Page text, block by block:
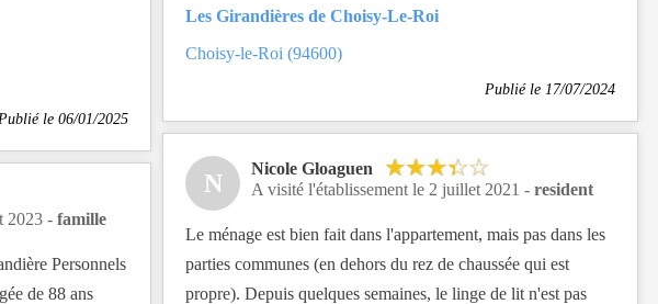
le 06/01/2025
Les Girandières de Choisy-Le-Roi
Choisy-le-Roi (94600)
Publié le 17/07/2024
2023 - famille
Personnels
de 88 ans
N
Nicole Gloaguen
A visité l'établissement le 2 juillet 2021 -resident
Le ménage est bien fait dans l'appartement, mais pas dans les
parties communes (en dehors du rez de chaussée qui est
propre). Depuis quelques semaines, le linge de lit n'est pas